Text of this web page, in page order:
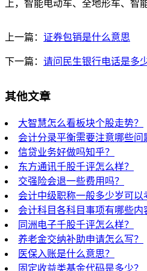
上，智能电动车、全地形车、智
上一篇： 证券包销是什么意思
下一篇： 请问民生银行电话是多少
其他文章
大智慧怎么看板块个股走势？
会计分录平衡需要注意哪些问
信贷业务好做吗知乎？
东方通讯千股千评怎么样？
交强险会退一些费用吗？
会计中级职称一般多少岁可以
会计科目各科目事项有哪些内
同洲电子千股千评怎么样？
养老金交纳补助申请怎么写？
医保入账是什么意思？
固定收益类基金代码是多少？